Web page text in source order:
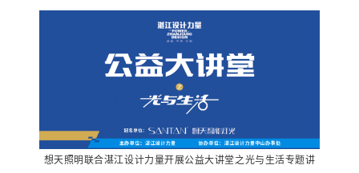
想天照明联合湛江设计力量开展公益大讲堂之光与生活专题讲